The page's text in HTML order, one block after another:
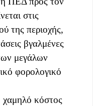
στις
της περιοχής,
βγαλμένες
μεγάλων
φορολογικό
χαμηλό κόστος